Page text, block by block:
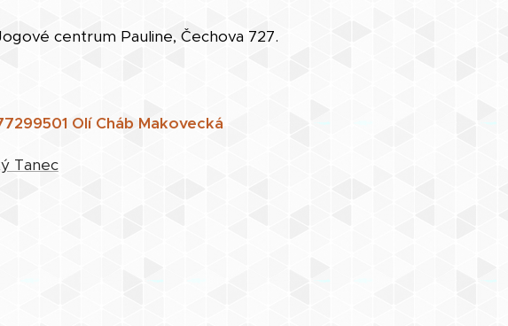
centrum Pauline, Čechova 727.
Olí Cháb Makovecká
Tanec